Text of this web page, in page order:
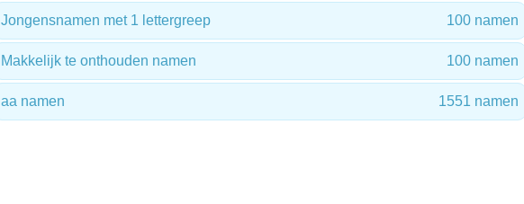
Jongensnamen met 1 lettergreep 100 namen
Makkelijk te onthouden namen 100 namen
aa namen 1551 namen